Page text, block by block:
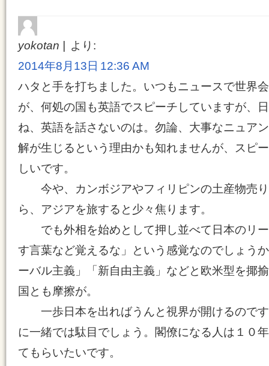
yokotan
より:
2014年8月13日 12:36 AM
ハタと手を打ちました。いつもニュースで世界
が、何処の国も英語でスピーチしていますが、
ね、英語を話さないのは。勿論、大事なニュア
解が生じるという理由かも知れませんが、スピ
しいです。
今や、カンボジアやフィリピンの土産物売り
ら、アジアを旅すると少々焦ります。
でも外相を始めとして押し並べて日本のリー
す言葉など覚えるな」という感覚なのでしょう
ーバル主義」「新自由主義」などと欧米型を揶
国とも摩擦が。
一歩日本を出ればうんと視界が開けるのです
に一緒では駄目でしょう。閣僚になる人は１０
てもらいたいです。